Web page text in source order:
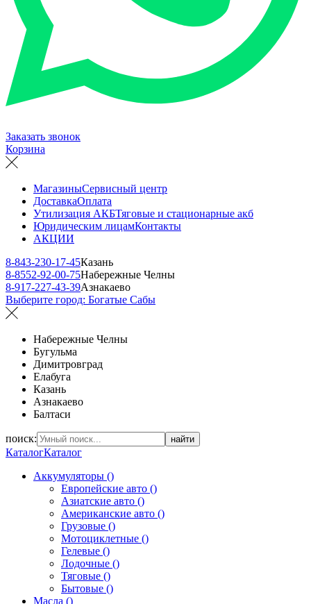
Заказать звонок
Корзина
МагазиныСервисный центр
ДоставкаОплата
Утилизация АКБТяговые и стационарные акб
Юридическим лицамКонтакты
АКЦИИ
8-843-230-17-45Казань
8-8552-92-00-75Набережные Челны
8-917-227-43-39Азнакаево
Выберите город: Богатые Сабы
Набережные Челны
Бугульма
Димитровград
Елабуга
Казань
Азнакаево
Балтаси
поиск: найти
КаталогКаталог
Аккумуляторы ()
Европейские авто ()
Азиатские авто ()
Американские авто ()
Грузовые ()
Мотоциклетные ()
Гелевые ()
Лодочные ()
Тяговые ()
Бытовые ()
Масла ()